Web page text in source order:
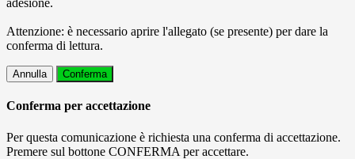
adesione.
Attenzione: è necessario aprire l'allegato (se presente) per dare la
conferma di lettura.
Annulla Conferma
Conferma per accettazione
Per questa comunicazione è richiesta una conferma di accettazione.
Premere sul bottone CONFERMA per accettare.